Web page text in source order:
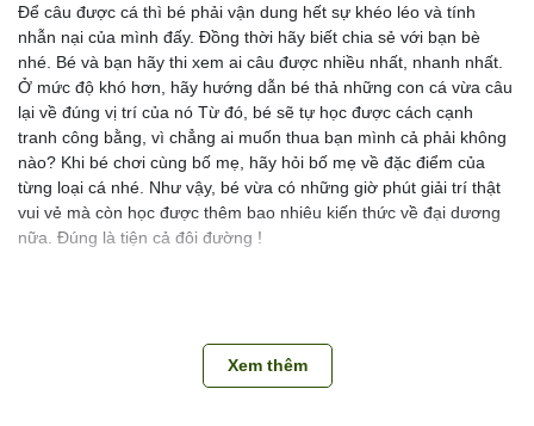
Để câu được cá thì bé phải vận dung hết sự khéo léo và tính
nhẫn nại của mình đấy. Đồng thời hãy biết chia sẻ với bạn bè
nhé. Bé và bạn hãy thi xem ai câu được nhiều nhất, nhanh nhất.
Ở mức độ khó hơn, hãy hướng dẫn bé thả những con cá vừa câu
lại về đúng vị trí của nó Từ đó, bé sẽ tự học được cách cạnh
tranh công bằng, vì chẳng ai muốn thua bạn mình cả phải không
nào? Khi bé chơi cùng bố mẹ, hãy hỏi bố mẹ về đặc điểm của
từng loại cá nhé. Như vậy, bé vừa có những giờ phút giải trí thật
vui vẻ mà còn học được thêm bao nhiêu kiến thức về đại dương
nữa. Đúng là tiện cả đôi đường !
hàng đồ chơi thông minh cho trẻ em, đồ chơi hot trend, sách, văn
phòng phẩm giá sỉ - giá rẻ tốt nhất thị trường v…v.
Xem thêm